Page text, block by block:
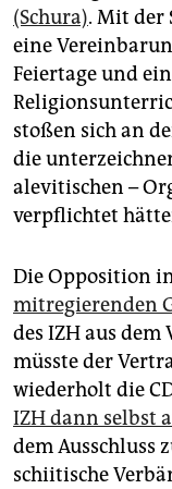
(Schura). Mit der
eine
Feiertage und
stoßen sich an
die
alevitischen –
verpflichtet
Die Opposition
mitregierenden
des IZH aus
müsste der
wiederholt die
IZH dann selbst
dem Ausschluss
schiitische